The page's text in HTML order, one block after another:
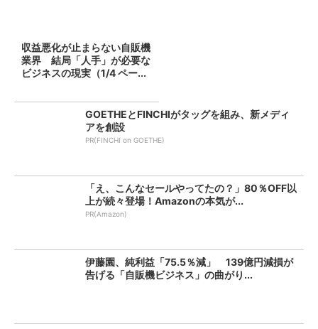
収益悪化が止まらない自販機
業界 結局「人手」が必要な
ビジネスの現実（1/4 ペー...
GOETHEとFINCHIがタッグを組み、新メディ
アを創設
PR(FINCHI on GOETHE)
「え、こんなセールやってたの？」80％OFF以
上が続々登場！Amazonの本気が...
PR(Amazon)
伊藤園、純利益「75.5％減」 139億円減損が
告げる「自販機ビジネス」の曲がり...